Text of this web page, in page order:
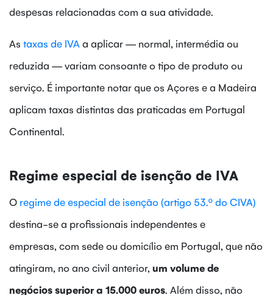
despesas relacionadas com a sua atividade.
As taxas de IVA a aplicar — normal, intermédia ou
reduzida — variam consoante o tipo de produto ou
serviço. É importante notar que os Açores e a Madeira
aplicam taxas distintas das praticadas em Portugal
Continental.
Regime especial de isenção de IVA
O regime de especial de isenção (artigo 53.º do CIVA)
destina-se a profissionais independentes e
empresas, com sede ou domicílio em Portugal, que não
atingiram, no ano civil anterior, um volume de
negócios superior a 15.000 euros. Além disso, não